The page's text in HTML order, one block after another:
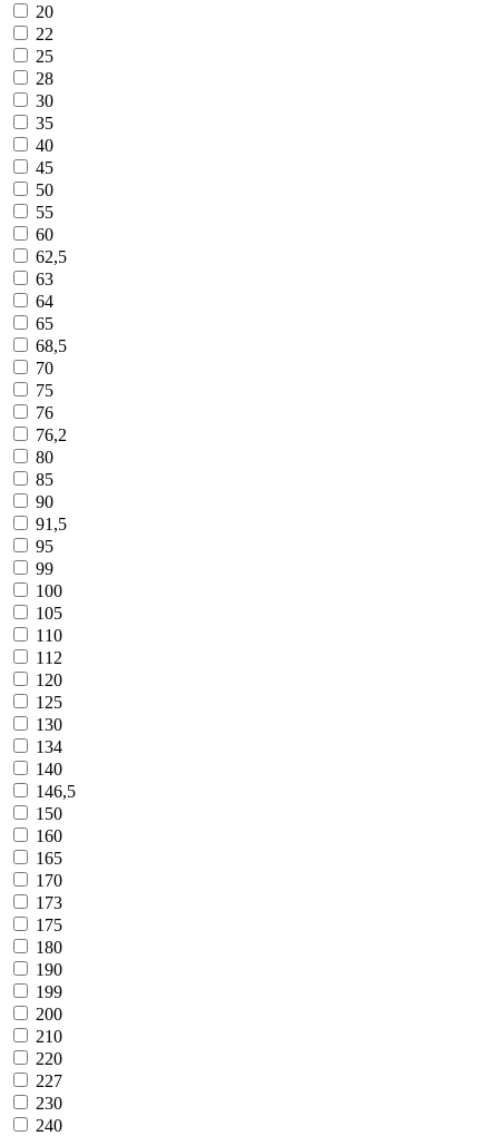
20
22
25
28
30
35
40
45
50
55
60
62,5
63
64
65
68,5
70
75
76
76,2
80
85
90
91,5
95
99
100
105
110
112
120
125
130
134
140
146,5
150
160
165
170
173
175
180
190
199
200
210
220
227
230
240